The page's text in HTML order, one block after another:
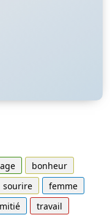
bonheur
sourire
femme
travail